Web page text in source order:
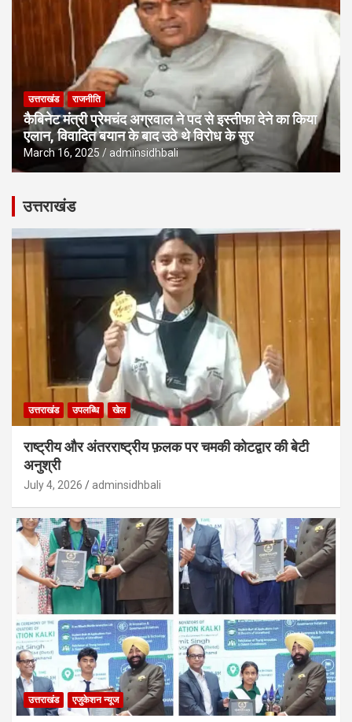
उत्तराखंड राजनीति
कैबिनेट मंत्री प्रेमचंद अग्रवाल ने पद से इस्तीफा देने का किया
एलान, विवादित बयान के बाद उठे थे विरोध के सुर
March 16, 2025 adminsidhbali
उत्तराखंड
उत्तराखंड उपलब्धि खेल
राष्ट्रीय और अंतरराष्ट्रीय फ़लक पर चमकी कोटद्वार की बेटी
अनुश्री
July 4, 2026 adminsidhbali
उत्तराखंड एजुकेशन न्‍यूज